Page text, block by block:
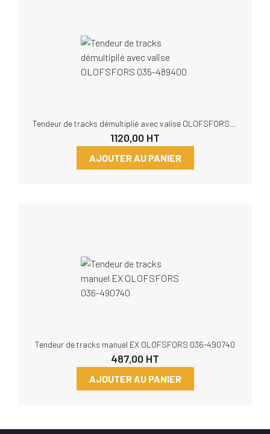
1120,00 HT
AJOUTER AU PANIER
Tendeur de tracks manuel EX OLOFSFORS 036-490740
487,00 HT
AJOUTER AU PANIER